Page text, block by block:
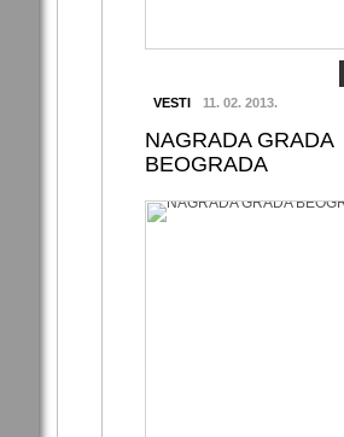
VESTI 11. 02. 2013.
NAGRADA GRADA
BEOGRADA